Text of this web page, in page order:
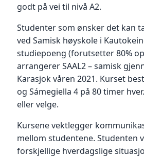
godt på vei til nivå A2.
Studenter som ønsker det kan
ved Samisk høyskole i
studiepoeng (forutsetter 80%
arrangerer SAAL2 – samisk
Karasjok våren 2021. Kurset
og Sámegiella 4 på 80 timer
eller velge.
Kursene vektlegger
mellom studentene. Studenten
forskjellige hverdagslige